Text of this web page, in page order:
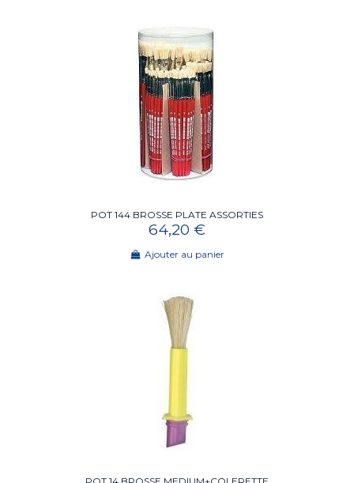
POT 144 BROSSE PLATE ASSORTIES
64,20 €
Ajouter au panier